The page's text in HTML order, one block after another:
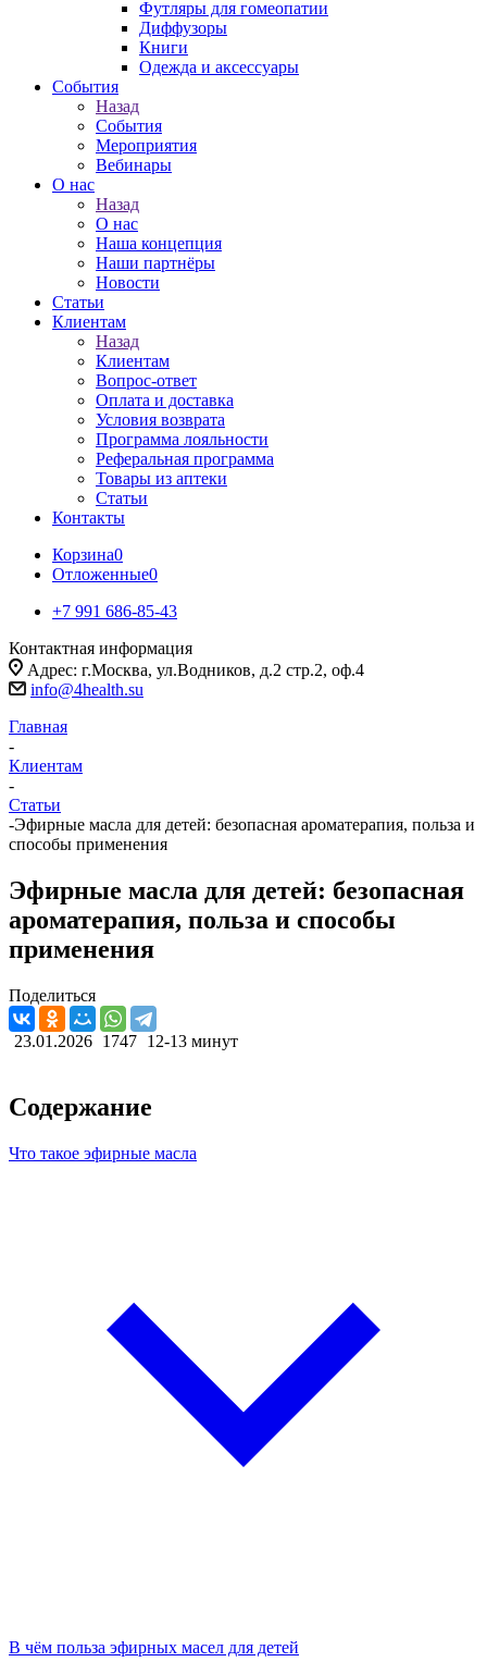
Футляры для гомеопатии
Диффузоры
Книги
Одежда и аксессуары
События
Назад
События
Мероприятия
Вебинары
О нас
Назад
О нас
Наша концепция
Наши партнёры
Новости
Статьи
Клиентам
Назад
Клиентам
Вопрос-ответ
Оплата и доставка
Условия возврата
Программа лояльности
Реферальная программа
Товары из аптеки
Статьи
Контакты
Корзина0
Отложенные0
+7 991 686-85-43
Контактная информация
Адрес: г.Москва, ул.Водников, д.2 стр.2, оф.4
info@4health.su
Главная
-
Клиентам
-
Статьи
-Эфирные масла для детей: безопасная ароматерапия, польза и
способы применения
Эфирные масла для детей: безопасная
ароматерапия, польза и способы
применения
Поделиться
23.01.2026 1747 12-13 минут
Содержание
Что такое эфирные масла
В чём польза эфирных масел для детей